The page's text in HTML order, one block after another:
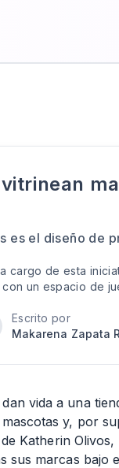
es el diseño de
cargo de esta
un espacio de
Escrito por
Makarena Zapata
vida a una
y, por
Katherin
sus marcas